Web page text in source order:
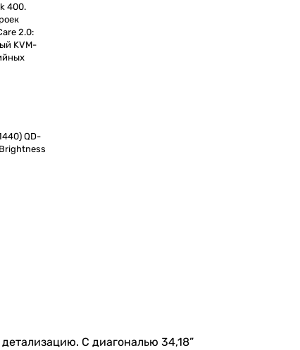
400.
2.0:
KVM-
QD-
С диагональю 34,18”